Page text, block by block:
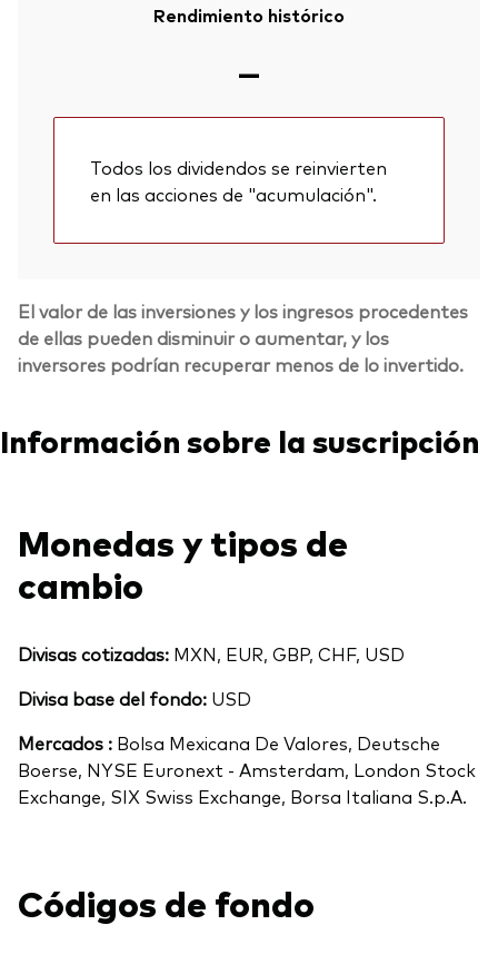
Rendimiento histórico
—
Todos los dividendos se reinvierten
en las acciones de "acumulación".
El valor de las inversiones y los ingresos procedentes
de ellas pueden disminuir o aumentar, y los
inversores podrían recuperar menos de lo invertido.
Información sobre la suscripción
Monedas y tipos de
cambio
Divisas cotizadas: MXN, EUR, GBP, CHF, USD
Divisa base del fondo: USD
Mercados : Bolsa Mexicana De Valores, Deutsche
Boerse, NYSE Euronext - Amsterdam, London Stock
Exchange, SIX Swiss Exchange, Borsa Italiana S.p.A.
Códigos de fondo